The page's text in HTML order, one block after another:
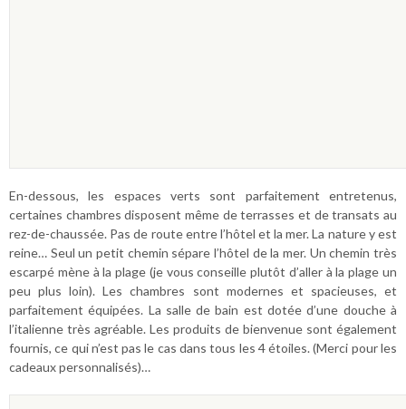
En-dessous, les espaces verts sont parfaitement entretenus,
certaines chambres disposent même de terrasses et de transats au
rez-de-chaussée. Pas de route entre l’hôtel et la mer. La nature y est
reine… Seul un petit chemin sépare l’hôtel de la mer. Un chemin très
escarpé mène à la plage (je vous conseille plutôt d’aller à la plage un
peu plus loin). Les chambres sont modernes et spacieuses, et
parfaitement équipées. La salle de bain est dotée d’une douche à
l’italienne très agréable. Les produits de bienvenue sont également
fournis, ce qui n’est pas le cas dans tous les 4 étoiles. (Merci pour les
cadeaux personnalisés)…